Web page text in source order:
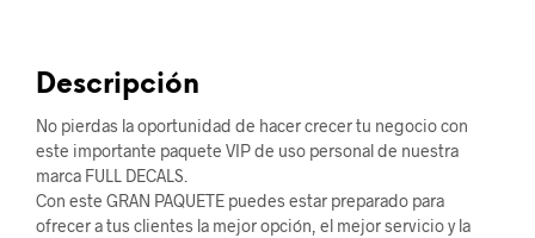
$450,00.
Descripción
No pierdas la oportunidad de hacer crecer tu negocio con
este importante paquete VIP de uso personal de nuestra
marca FULL DECALS.
Con este GRAN PAQUETE puedes estar preparado para
ofrecer a tus clientes la mejor opción, el mejor servicio y la